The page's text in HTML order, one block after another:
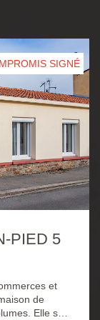
SIGNÉ
PIED 5
et
de
Elle se